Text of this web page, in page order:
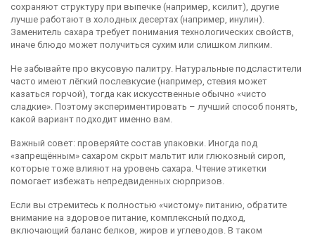
сохраняют структуру при выпечке (например, ксилит), другие
лучше работают в холодных десертах (например, инулин).
Заменитель сахара требует понимания технологических свойств,
иначе блюдо может получиться сухим или слишком липким.
Не забывайте про вкусовую палитру. Натуральные подсластители
часто имеют лёгкий послевкусие (например, стевия может
казаться горчой), тогда как искусственные обычно «чисто
сладкие». Поэтому экспериментировать – лучший способ понять,
какой вариант подходит именно вам.
Важный совет: проверяйте состав упаковки. Иногда под
«запрещённым» сахаром скрыт мальтит или глюкозный сироп,
которые тоже влияют на уровень сахара. Чтение этикетки
помогает избежать непредвиденных сюрпризов.
Если вы стремитесь к полностью «чистому» питанию, обратите
внимание на здоровое питание, комплексный подход,
включающий баланс белков, жиров и углеводов. В таком